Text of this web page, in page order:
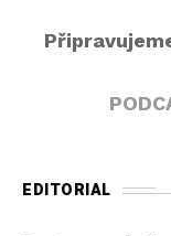
EDITORIAL